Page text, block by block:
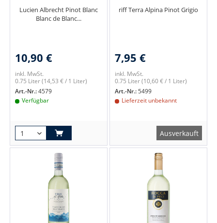
Lucien Albrecht Pinot Blanc
Blanc de Blanc...
10,90 €
inkl. MwSt.
0.75 Liter(14,53 € / 1 Liter)
Art.-Nr.:4579
Verfügbar
riff Terra Alpina Pinot Grigio
7,95 €
inkl. MwSt.
0.75 Liter(10,60 € / 1 Liter)
Art.-Nr.:5499
Lieferzeit unbekannt
Ausverkauft